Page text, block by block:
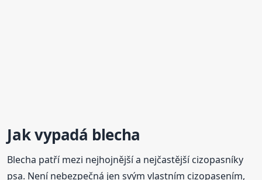
Jak vypadá blecha
Blecha patří mezi nejhojnější a nejčastější cizopasníky
psa. Není nebezpečná jen svým vlastním cizopasením,